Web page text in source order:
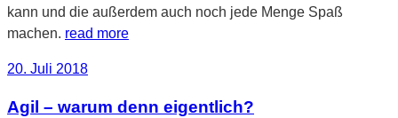
kann und die außerdem auch noch jede Menge Spaß
machen. read more
Veröffentlicht
20. Juli 2018
Agil – warum denn eigentlich?